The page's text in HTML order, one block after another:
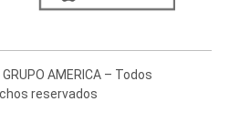
AMERICA – Todos
reservados